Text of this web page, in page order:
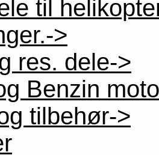
til
>
res. dele->
Benzin
tilbehør->